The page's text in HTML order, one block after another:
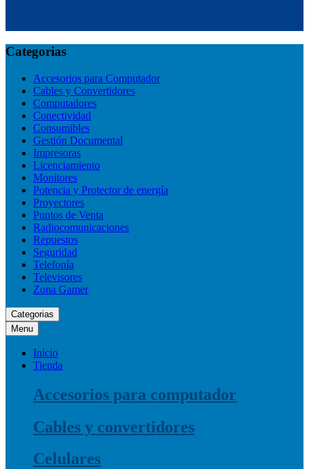
Categorias
Accesorios para Computador
Cables y Convertidores
Computadores
Conectividad
Consumibles
Gestión Documental
Impresoras
Licenciamiento
Monitores
Potencia y Protector de energía
Proyectores
Puntos de Venta
Radiocomunicaciones
Repuestos
Seguridad
Telefonía
Televisores
Zona Gamer
Categorias
Menu
Inicio
Tienda
Accesorios para computador
Cables y convertidores
Celulares